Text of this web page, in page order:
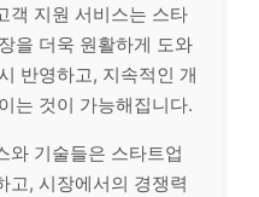
객 지원 서비스는 스타
을 더욱 원활하게 도와
반영하고, 지속적인 개
는 것이 가능해집니다.
와 기술들은 스타트업
고, 시장에서의 경쟁력